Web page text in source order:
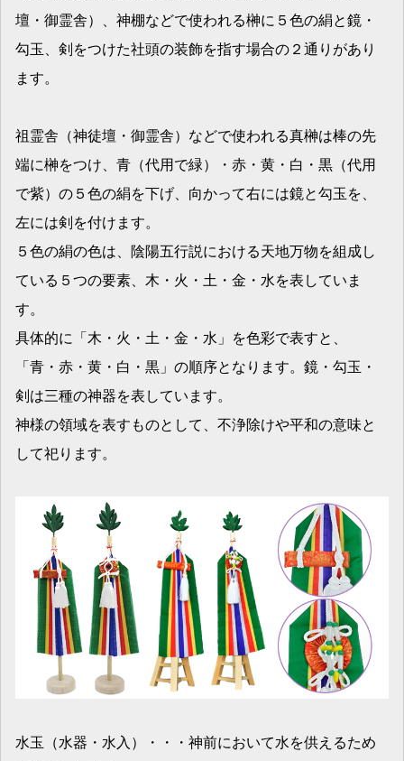
壇・御霊舎）、神棚などで使われる榊に５色の絹と鏡・
勾玉、剣をつけた社頭の装飾を指す場合の２通りがあり
ます。
祖霊舎（神徒壇・御霊舎）などで使われる真榊は棒の先
端に榊をつけ、青（代用で緑）・赤・黄・白・黒（代用
で紫）の５色の絹を下げ、向かって右には鏡と勾玉を、
左には剣を付けます。
５色の絹の色は、陰陽五行説における天地万物を組成し
ている５つの要素、木・火・土・金・水を表していま
す。
具体的に「木・火・土・金・水」を色彩で表すと、
「青・赤・黄・白・黒」の順序となります。鏡・勾玉・
剣は三種の神器を表しています。
神様の領域を表すものとして、不浄除けや平和の意味と
して祀ります。
水玉（水器・水入）・・・神前において水を供えるため